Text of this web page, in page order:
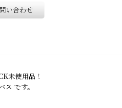
い合わせ
未使用品！
です。